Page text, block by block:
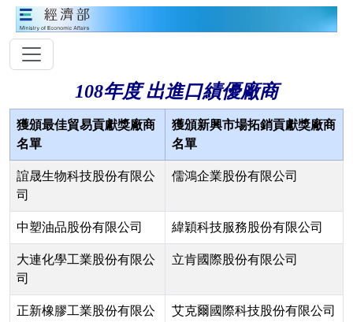
108年度 出進口績優廠商
獲頒最佳貿易貢獻獎廠商
名單
獲頒新興市場拓銷貢獻獎廠商
名單
誼晟生物科技股份有限公
司
儒鴻企業股份有限公司
中塑油品股份有限公司 緯穎科技服務股份有限公司
大連化學工業股份有限公
司
立肯國際股份有限公司
正新橡膠工業股份有限公
艾克爾國際科技股份有限公司